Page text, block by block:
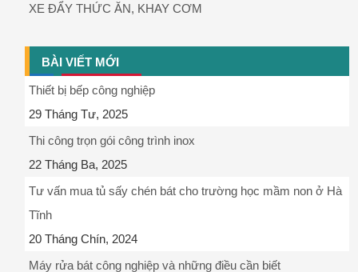
XE ĐẨY THỨC ĂN, KHAY CƠM
BÀI VIẾT MỚI
Thiết bị bếp công nghiệp
29 Tháng Tư, 2025
Thi công trọn gói công trình inox
22 Tháng Ba, 2025
Tư vấn mua tủ sấy chén bát cho trường học mầm non ở Hà
Tĩnh
20 Tháng Chín, 2024
Máy rửa bát công nghiệp và những điều cần biết